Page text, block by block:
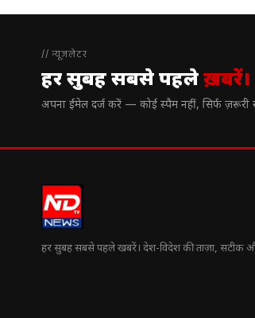
// न्यूज़लेटर
हर सुबह सबसे पहलेख़बरें।
अपना ईमेल दर्ज करें — कोई स्पैम नहीं, सिर्फ ज़रूरी
हर सुबह सबसे पहले खबरें। देश-विदेश की ताज़ा, सटीक और